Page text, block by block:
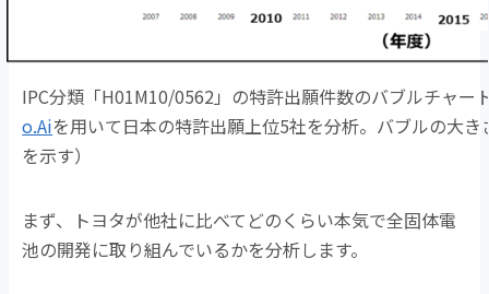
IPC分類「H01M10/0562」の特許出願件数のバブルチャー
o.Aiを用いて日本の特許出願上位5社を分析。バブルの大
を示す）
まず、トヨタが他社に比べてどのくらい本気で全固体電
池の開発に取り組んでいるかを分析します。